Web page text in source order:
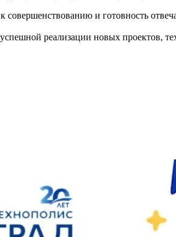
совершенствованию и готовность
реализации новых проектов,